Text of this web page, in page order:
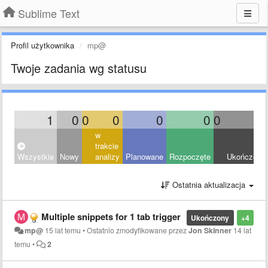
Sublime Text
Profil użytkownika mp@
Twoje zadania wg statusu
1 0 0 0 0 0 0
Wszystkie Nowy
w
trakcie
analizy
Planowane Rozpoczęte Ukończony
Ostatnia aktualizacja
+4
Ukończony
Multiple snippets for 1 tab trigger
mp@ 15 lat temu •Ostatnio zmodyfikowane przezJon Skinner 14 lat
temu • 2